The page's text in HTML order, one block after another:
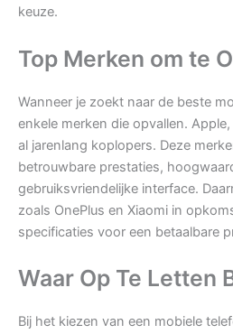
keuze.
Top Merken om te
Wanneer je zoekt naar de beste
enkele merken die opvallen.
al jarenlang koplopers. Deze
betrouwbare prestaties,
gebruiksvriendelijke interface.
zoals OnePlus en Xiaomi in
specificaties voor een betaalbare
Waar Op Te Letten
Bij het kiezen van een mobiele